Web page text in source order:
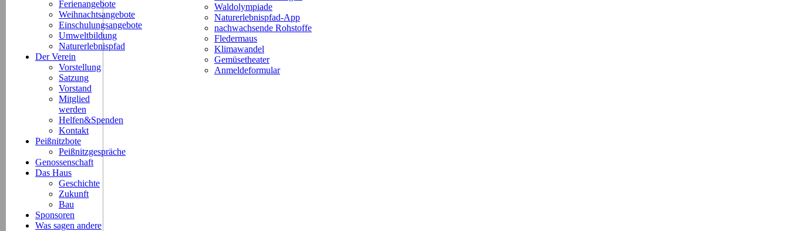
Waldolympiade
Naturerlebnispfad-App
nachwachsende Rohstoffe
Fledermaus
Klimawandel
Gemüsetheater
Anmeldeformular
Ferienangebote
Weihnachtsangebote
Einschulungsangebote
Umweltbildung
Naturerlebnispfad
Der Verein
Vorstellung
Satzung
Vorstand
Mitglied
werden
Helfen&Spenden
Kontakt
Peißnitzbote
Peißnitzgespräche
Genossenschaft
Das Haus
Geschichte
Zukunft
Bau
Sponsoren
Was sagen andere